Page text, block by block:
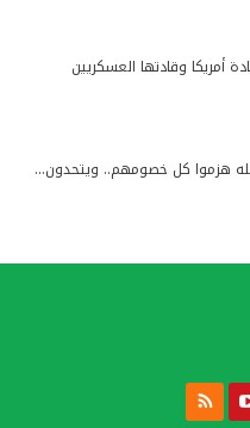
أمريكا وقادتها العسكريين
هزموا كل خصومهم.. ويتحدون…